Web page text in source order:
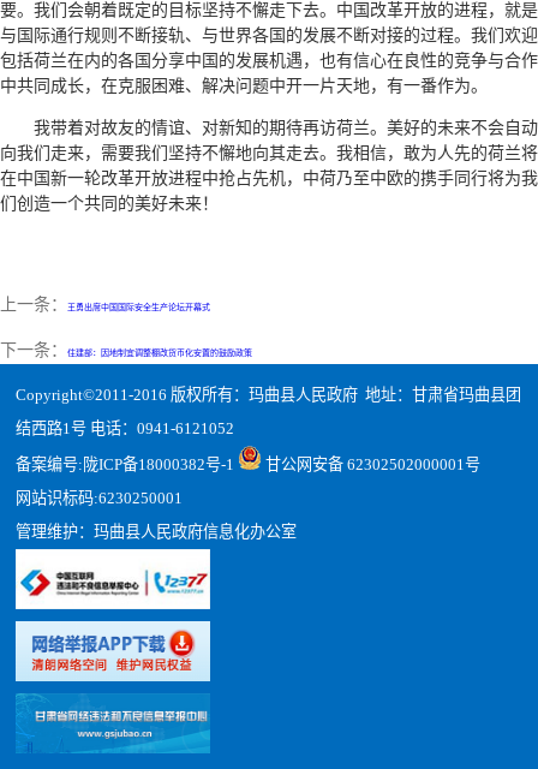
要。我们会朝着既定的目标坚持不懈走下去。中国改革开放的进程，就是
与国际通行规则不断接轨、与世界各国的发展不断对接的过程。我们欢迎
包括荷兰在内的各国分享中国的发展机遇，也有信心在良性的竞争与合作
中共同成长，在克服困难、解决问题中开一片天地，有一番作为。
我带着对故友的情谊、对新知的期待再访荷兰。美好的未来不会自动
向我们走来，需要我们坚持不懈地向其走去。我相信，敢为人先的荷兰将
在中国新一轮改革开放进程中抢占先机，中荷乃至中欧的携手同行将为我
们创造一个共同的美好未来！
上一条： 王勇出席中国国际安全生产论坛开幕式
下一条： 住建部：因地制宜调整棚改货币化安置的鼓励政策
Copyright©2011-2016 版权所有：玛曲县人民政府 地址：甘肃省玛曲县团
结西路1号 电话：0941-6121052
备案编号: 陇ICP备18000382号-1
甘公网安备 62302502000001号
网站识标码:6230250001
管理维护：玛曲县人民政府信息化办公室